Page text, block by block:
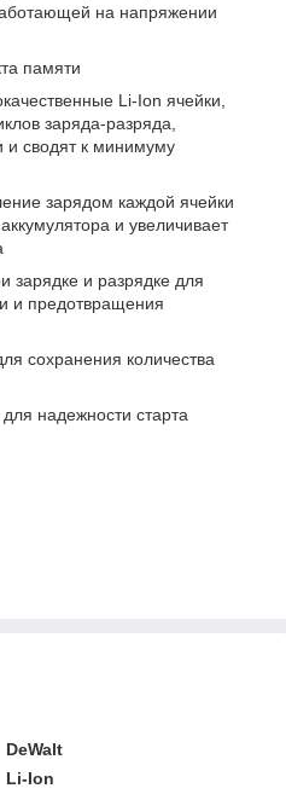
на напряжении
памяти
Li-Ion ячейки,
заряда-разряда,
и сводят к минимуму
зарядом каждой ячейки
и увеличивает
зарядке и разрядке для
и предотвращения
сохранения количества
надежности старта
DeWalt
Li-Ion